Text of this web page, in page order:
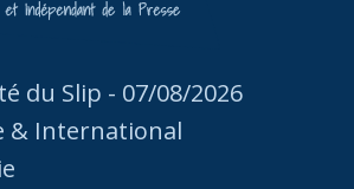
du Slip - 07/08/2026
& International